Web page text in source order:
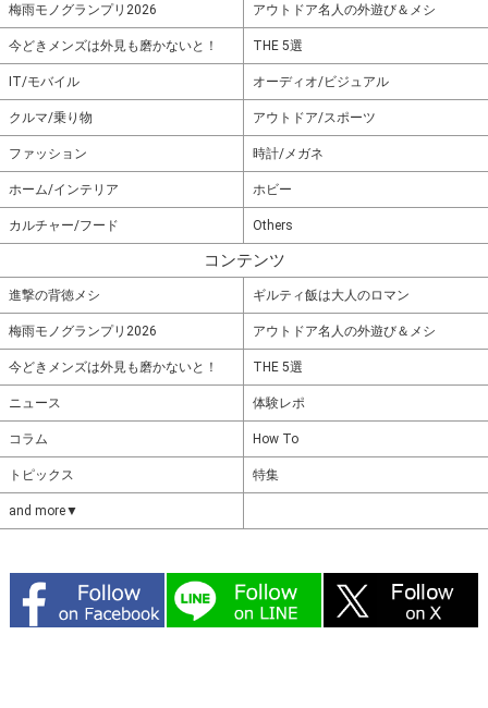
梅雨モノグランプリ2026 アウトドア名人の外遊び＆メシ
今どきメンズは外見も磨かないと！ THE 5選
IT/モバイル オーディオ/ビジュアル
クルマ/乗り物 アウトドア/スポーツ
ファッション 時計/メガネ
ホーム/インテリア ホビー
カルチャー/フード Others
コンテンツ
進撃の背徳メシ ギルティ飯は大人のロマン
梅雨モノグランプリ2026 アウトドア名人の外遊び＆メシ
今どきメンズは外見も磨かないと！ THE 5選
ニュース 体験レポ
コラム How To
トピックス 特集
and more▼